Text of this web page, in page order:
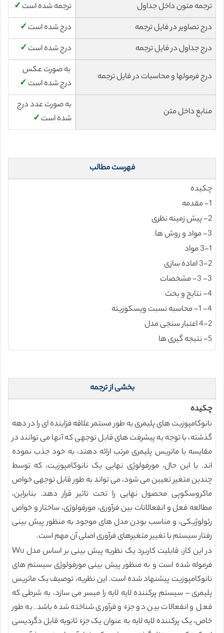
ترجمه متون داخل جداول
ترجمه شده است ✓
درج تصاویر در فایل ترجمه
درج شده است ✓
درج جداول در فایل ترجمه
درج شده است ✓
درج فرمولها و محاسبات در فایل ترجمه
به صورت عکس
درج شده است ✓
منابع داخل متن
به صورت عدد درج
شده است ✓
فهرست مطالب
چکیده
1- مقدمه
2- پیش زمینه نظری
3- مواد و روش ها
3-1 مواد
3-2 اماده سازی
3- 3- مشخصات
4- نتایج و بحث
4- 1- محاسبه نسبت ویسکوزیته
4-2 اعتبار سنجی مدل
5- نتیجه گیری ها
بخشی از ترجمه
چکیده
نانوکامپوزیت های پلیمری به طور مستمر علاقه فزاینده ای را در دهه
گذشته، با توجه به پیشرفت های قابل توجهی که آنها می توانند در
مقایسه با ماتریس پلیمری مرتب ارائه دهند، به خود جذب نموده
اند. با این حال، مورفولوژی نهایی یک نانوکامپوزیت، که توسط
چندین متغیر تعیین می شود، می تواند به طور قابل توجهی خواص
ماکروسکوپی محصول نهایی را تحت تاثیر قرار دهد. بنابراین،
مطالعه فعل و انفعالاتات بین فرآوری، مورفولوژی، ساختار و خواص
رئولوژیکی، و مناسب بودن مدل های موجود به منظور پیش بینی
رفتار سیستم با تغییر متغیرهای فرآوری اصلی آن مهم است.
در این کار، قابلیت کاربرد یک نظریه پیش بینی بر اساس مدل Wu
فرموله شده است و به منظور پیش بینی مورفولوژی سیستم های
نانوکامپوزیت پیشنهاد شده است. این نظریه، توصیف یک ماتریس
پلیمری – سیستم پرکننده لایه لایه را میسر می سازد، به شرطی که
فعل و انفعالات بین دو جزء و فرآوری شناخته شده باشد. به طور
خاص، یک پرکننده لایه لایه به عنوان یک جزء ثانویه قابل دگردیسی